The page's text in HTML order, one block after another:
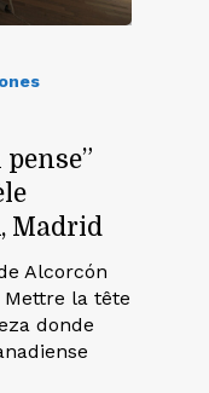
pense”
Madrid
Alcorcón
Mettre la tête
donde